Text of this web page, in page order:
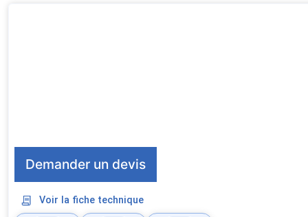
Demander un devis
Voir la fiche technique